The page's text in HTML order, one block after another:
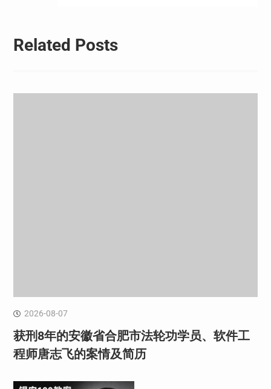
Related Posts
2026-08-07
获刑8年的安徽省合肥市法轮功学员、软件工
程师唐志飞的案情及简历